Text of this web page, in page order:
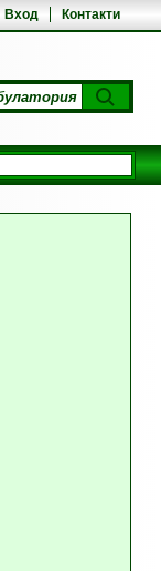
Вход Контакти